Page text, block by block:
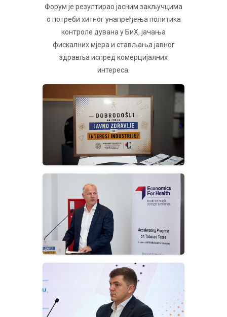
Форум је резултирао јасним закључцима
о потреби хитног унапређења политика
контроле дувана у БиХ, јачања
фискалних мјера и стављања јавног
здравља испред комерцијалних
интереса.